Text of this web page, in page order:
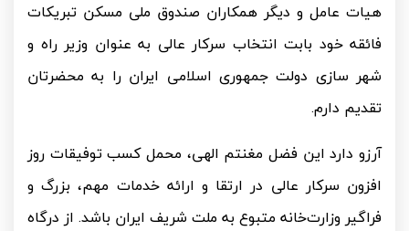
هیات عامل و دیگر همکاران صندوق ملی مسکن تبریکات
فائقه خود بابت انتخاب سرکار عالی به عنوان وزیر راه و
شهر سازی دولت جمهوری اسلامی ایران را به محضرتان
تقدیم دارم.
آرزو دارد این فضل مغنتم الهی، محمل کسب توفیقات روز
افزون سرکار عالی در ارتقا و ارائه خدمات مهم، بزرگ و
فراگیر وزارت‌خانه متبوع به ملت شریف ایران باشد. از درگاه